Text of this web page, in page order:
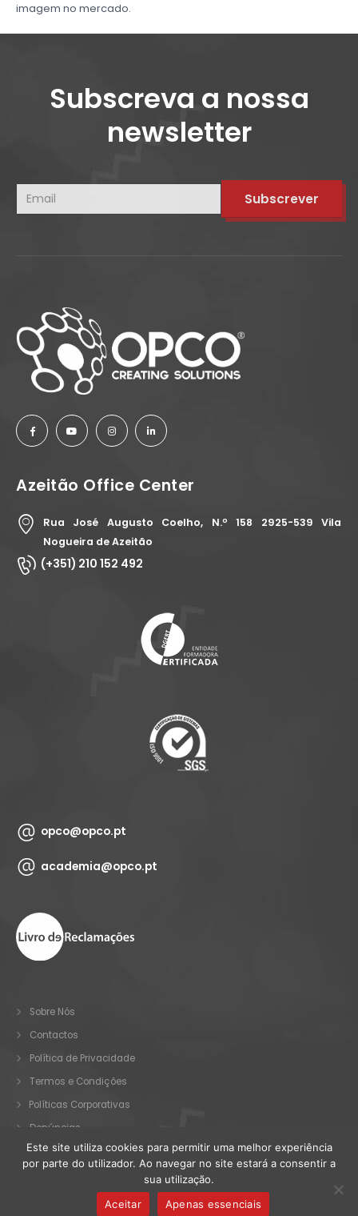
imagem no mercado.
Subscreva a nossa
newsletter
Azeitão Office Center
Rua José Augusto Coelho, N.º 158 2925-539 Vila
Nogueira de Azeitão
(+351) 210 152 492
opco@opco.pt
academia@opco.pt
Sobre Nós
Contactos
Política de Privacidade
Termos e Condições
Políticas Corporativas
Denúncias
© OPCO 2025. Todos os direitos reservados.
Este site utiliza cookies para permitir uma melhor experiência
por parte do utilizador. Ao navegar no site estará a consentir a
sua utilização.
Aceitar
Apenas essenciais